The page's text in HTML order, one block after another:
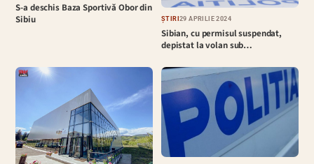
S-a deschis Baza Sportivă Obor din
Sibiu
ȘTIRI29 APRILIE 2024
Sibian, cu permisul suspendat,
depistat la volan sub…